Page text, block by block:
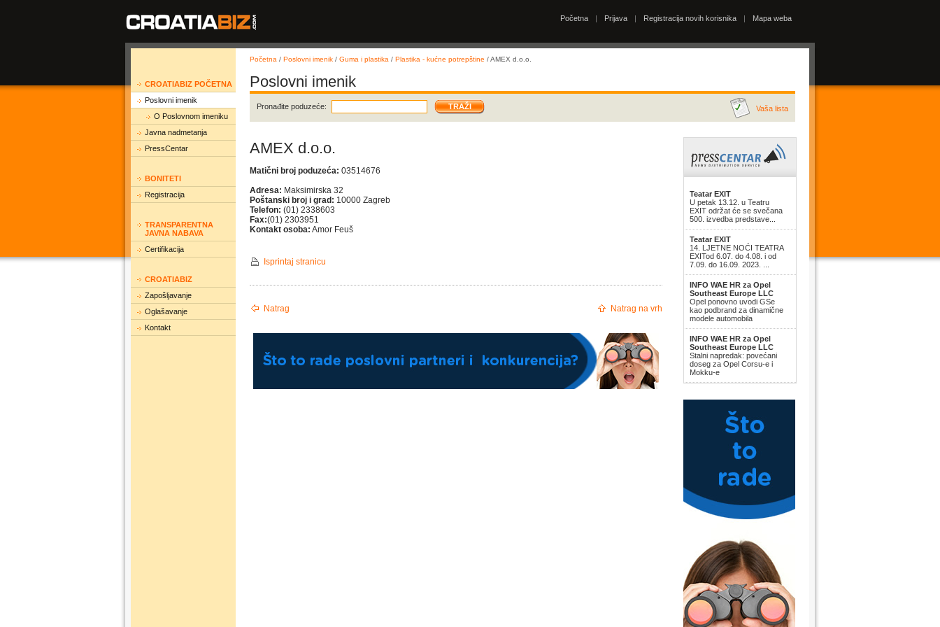
Početna | Prijava | Registracija novih korisnika | Mapa weba
CROATIABIZ POČETNA
Poslovni imenik
O Poslovnom imeniku
Javna nadmetanja
PressCentar
BONITETI
Registracija
TRANSPARENTNA
JAVNA NABAVA
Certifikacija
CROATIABIZ
Zapošljavanje
Oglašavanje
Kontakt
Početna / Poslovni imenik / Guma i plastika / Plastika - kućne potrepštine / AMEX d.o.o.
Poslovni imenik
Pronađite poduzeće: Vaša lista
AMEX d.o.o.
Matični broj poduzeća: 03514676
Adresa: Maksimirska 32
Poštanski broj i grad: 10000 Zagreb
Telefon: (01) 2338603
Fax:(01) 2303951
Kontakt osoba: Amor Feuš
Isprintaj stranicu
Natrag Natrag na vrh
Teatar EXIT
U petak 13.12. u Teatru
EXIT održat će se svečana
500. izvedba predstave...
Teatar EXIT
14. LJETNE NOĆI TEATRA
EXITod 6.07. do 4.08. i od
7.09. do 16.09. 2023. ...
INFO WAE HR za Opel
Southeast Europe LLC
Opel ponovno uvodi GSe
kao podbrand za dinamične
modele automobila
INFO WAE HR za Opel
Southeast Europe LLC
Stalni napredak: povećani
doseg za Opel Corsu-e i
Mokku-e